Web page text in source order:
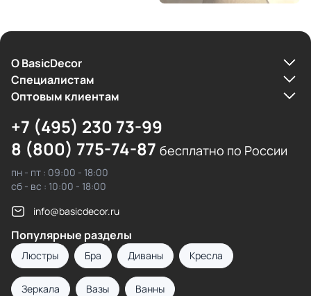
О BasicDecor
Cпециалистам
Оптовым клиентам
+7 (495) 230 73-99
8 (800) 775-74-87 бесплатно по России
пн - пт : 09:00 - 18:00
сб - вс : 10:00 - 18:00
info@basicdecor.ru
Популярные разделы
Люстры Бра Диваны Кресла
Зеркала Вазы Ванны